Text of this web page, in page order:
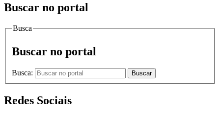
Buscar no portal
Busca
Buscar no portal
Busca: Buscar
Redes Sociais